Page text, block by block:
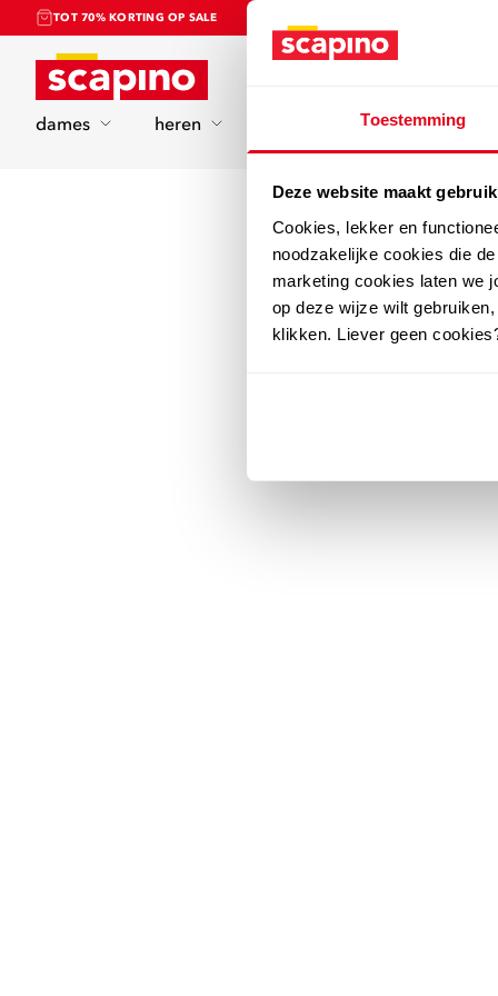
Toestemming
Deze website maakt
Cookies, lekker en
noodzakelijke cookies die
marketing cookies laten we
op deze wijze wilt
klikken. Liever geen
TOT 70% KORTING OP SALE
Home
dames heren sport